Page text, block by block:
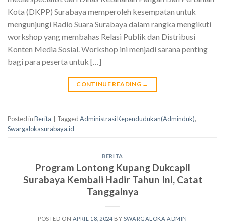
Kota (DKPP) Surabaya memperoleh kesempatan untuk
mengunjungi Radio Suara Surabaya dalam rangka mengikuti
workshop yang membahas Relasi Publik dan Distribusi
Konten Media Sosial. Workshop ini menjadi sarana penting
bagi para peserta untuk […]
CONTINUE READING →
Posted inBerita TaggedAdministrasi Kependudukan(Adminduk),
Swargalokasurabaya.id
BERITA
Program Lontong Kupang Dukcapil
Surabaya Kembali Hadir Tahun Ini, Catat
Tanggalnya
POSTED ON APRIL 18, 2024 BY SWARGALOKA ADMIN